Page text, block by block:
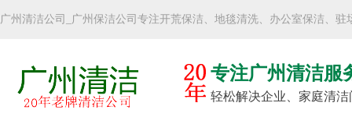
广州清洁公司_广州保洁公司专注开荒保洁、地毯清洗、办公室保洁、
专注广州清洁服
轻松解决企业、家庭清洁